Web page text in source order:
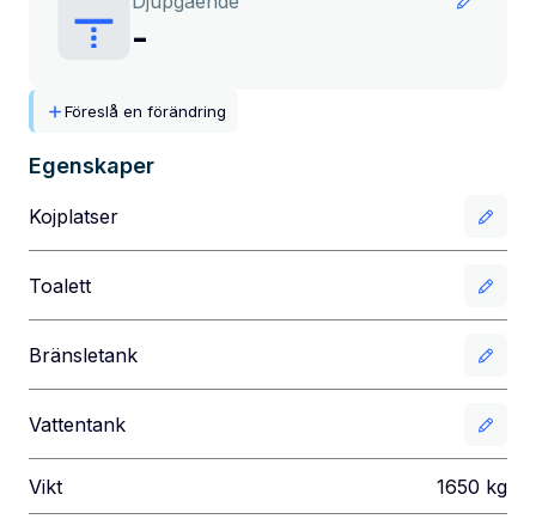
-
Föreslå en förändring
Egenskaper
Kojplatser
Toalett
Bränsletank
Vattentank
Vikt 1650 kg